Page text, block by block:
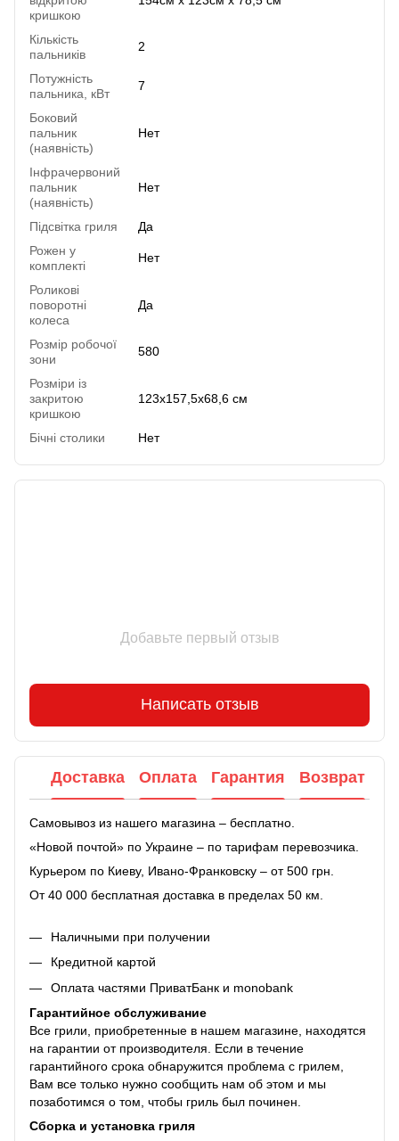
кришкою
Кількість
пальників
2
Потужність
пальника, кВт
7
Боковий
пальник
(наявність)
Нет
Інфрачервоний
пальник
(наявність)
Нет
Підсвітка гриля
Да
Рожен у
комплекті
Нет
Роликові
поворотні
колеса
Да
Розмір робочої
зони
580
Розміри із
закритою
кришкою
123х157,5х68,6 см
Бічні столики Нет
Добавьте первый отзыв
Написать отзыв
Доставка Оплата Гарантия Возврат
Самовывоз из нашего магазина – бесплатно.
«Новой почтой» по Украине – по тарифам перевозчика.
Курьером по Киеву, Ивано-Франковску – от 500 грн.
От 40 000 бесплатная доставка в пределах 50 км.
Наличными при получении
Кредитной картой
Оплата частями ПриватБанк и monobank
Гарантийное обслуживание
Все грили, приобретенные в нашем магазине, находятся
на гарантии от производителя. Если в течение
гарантийного срока обнаружится проблема с грилем,
Вам все только нужно сообщить нам об этом и мы
позаботимся о том, чтобы гриль был починен.
Сборка и установка гриля